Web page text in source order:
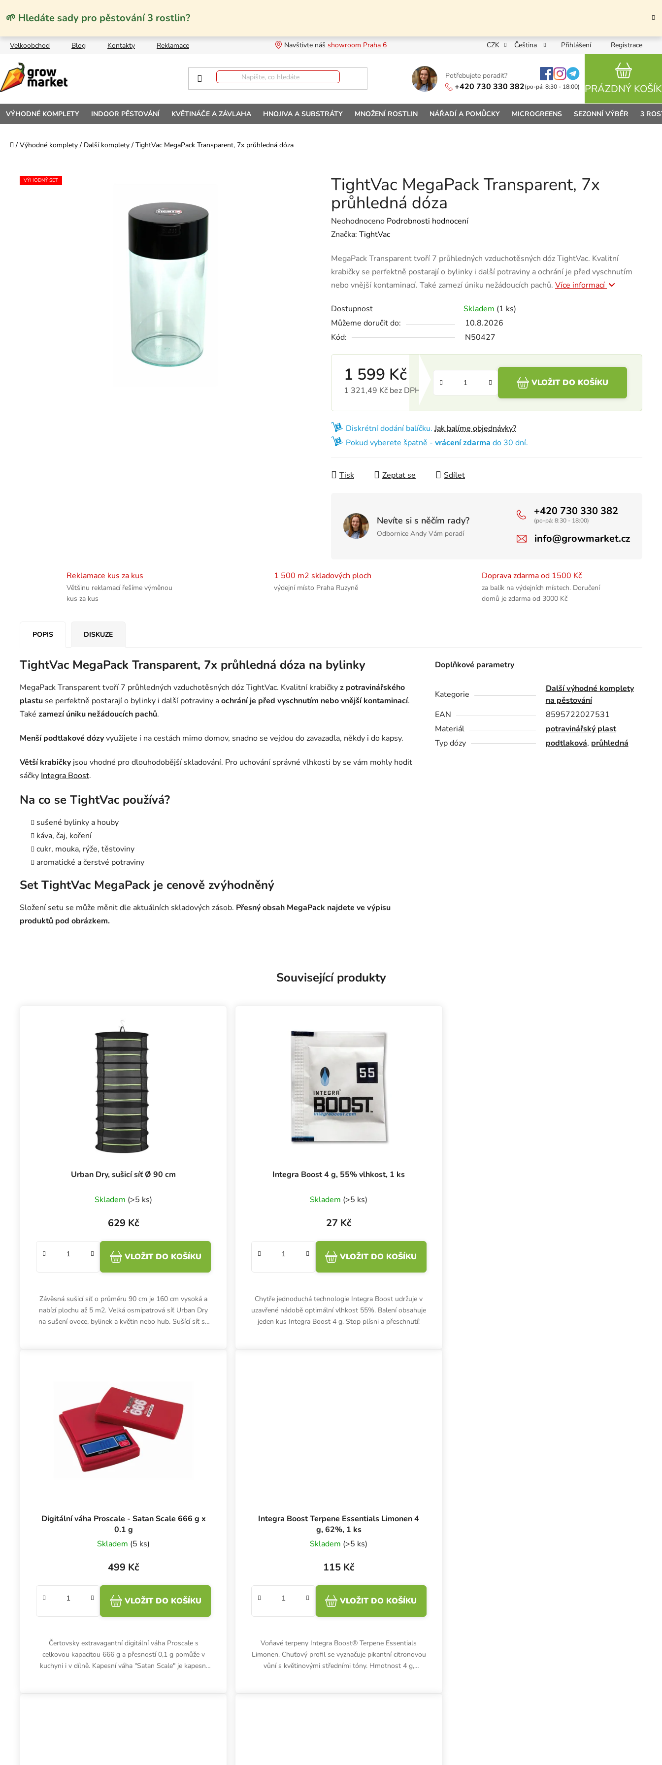
🌱 Hledáte sady pro pěstování 3 rostlin?
Velkoobchod Blog Kontakty Reklamace Navštivte náš showroom Praha 6 CZK Čeština Přihlášení Registrace
Potřebujete poradit?
+420 730 330 382(po-pá: 8:30 - 18:00) PRÁZDNÝ KOŠÍK
VÝHODNÉ KOMPLETY INDOOR PĚSTOVÁNÍ KVĚTINÁČE A ZÁVLAHA HNOJIVA A SUBSTRÁTY MNOŽENÍ ROSTLIN NÁŘADÍ A POMŮCKY MICROGREENS SEZONNÍ VÝBĚR 3
Domů
/ Výhodné komplety / Další komplety / TightVac MegaPack Transparent, 7x průhledná dóza
TightVac MegaPack Transparent, 7x
průhledná dóza
Průměrné hodnocení produktu je 0,0 z 5 hvězdiček.
Neohodnoceno Podrobnosti hodnocení
Značka: TightVac
MegaPack Transparent tvoří 7 průhledných vzduchotěsných dóz TightVac. Kvalitní
krabičky se perfektně postarají o bylinky i další potraviny a ochrání je před vyschnutím
nebo vnější kontaminací. Také zamezí úniku nežádoucích pachů. Více informací
Dostupnost Skladem (1 ks)
Můžeme doručit do:
10.8.2026
Kód:
N50427
1 599 Kč
1 321,49 Kč bez DPH
VLOŽIT DO KOŠÍKU
Diskrétní dodání balíčku.Jak balíme objednávky?
Pokud vyberete špatně - vrácení zdarma do 30 dní.
Tisk Zeptat se Sdílet
Nevíte si s něčím rady?
Odbornice Andy Vám poradí
+420 730 330 382
(po-pá: 8:30 - 18:00)
info@growmarket.cz
VÝHODNÝ SET
Reklamace kus za kus
Většinu reklamací řešíme výměnou
kus za kus
1 500 m2 skladových ploch
výdejní místo Praha Ruzyně
Doprava zdarma od 1500 Kč
za balík na výdejních místech. Doručení
domů je zdarma od 3000 Kč
POPIS DISKUZE
TightVac MegaPack Transparent, 7x průhledná dóza na bylinky
MegaPack Transparent tvoří 7 průhledných vzduchotěsných dóz TightVac. Kvalitní krabičkyz potravinářského
plastu se perfektně postarají o bylinky i další potraviny aochrání je před vyschnutím nebo vnější kontaminací.
Také zamezí úniku nežádoucích pachů.
Menší podtlakové dózyvyužijete i na cestách mimo domov, snadno se vejdou do zavazadla, někdy i do kapsy.
Větší krabičky jsou vhodné pro dlouhodobější skladování. Pro uchování správné vlhkosti by se vám mohly hodit
sáčky Integra Boost.
Na co se TightVac používá?
sušené bylinky a houby
káva, čaj, koření
cukr, mouka, rýže, těstoviny
aromatické a čerstvé potraviny
Set TightVac MegaPack je cenově zvýhodněný
Složení setu se může měnit dle aktuálních skladových zásob. Přesný obsah MegaPack najdete ve výpisu
produktů pod obrázkem.
Doplňkové parametry
Kategorie
Další výhodné komplety
na pěstování
EAN
8595722027531
Materiál
potravinářský plast
Typ dózy
podtlaková, průhledná
Související produkty
Urban Dry, sušicí síť Ø 90 cm
Skladem (>5 ks)
629 Kč
VLOŽIT DO KOŠÍKU
Závěsná sušicí síť o průměru 90 cm je 160 cm vysoká a
nabízí plochu až 5 m2. Velká osmipatrová síť Urban Dry
na sušení ovoce, bylinek a květin nebo hub. Sušící síť se
Integra Boost 4 g, 55% vlhkost, 1 ks
Skladem (>5 ks)
27 Kč
VLOŽIT DO KOŠÍKU
Chytře jednoduchá technologie Integra Boost udržuje v
uzavřené nádobě optimální vlhkost 55%. Balení obsahuje
jeden kus Integra Boost 4 g. Stop plísni a přeschnutí!
Digitální váha Proscale - Satan Scale 666 g x
0.1 g
Skladem (5 ks)
499 Kč
VLOŽIT DO KOŠÍKU
Čertovsky extravagantní digitální váha Proscale s
celkovou kapacitou 666 g a přesností 0,1 g pomůže v
kuchyni i v dílně. Kapesní váha "Satan Scale" je kapesní
Integra Boost Terpene Essentials Limonen 4
g, 62%, 1 ks
Skladem (>5 ks)
115 Kč
VLOŽIT DO KOŠÍKU
Voňavé terpeny Integra Boost® Terpene Essentials
Limonen. Chuťový profil se vyznačuje pikantní citronovou
vůní s květinovými středními tóny. Hmotnost 4 g,